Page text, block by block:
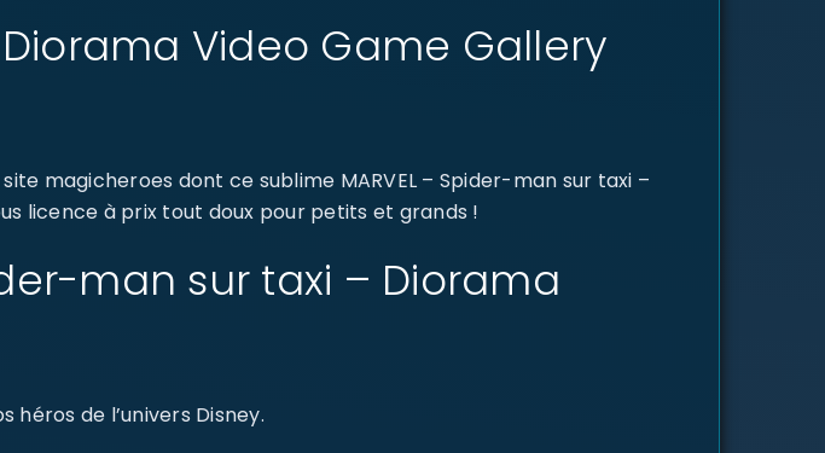
Video Game Gallery
magicheroes dont ce sublime MARVEL – Spider-man sur taxi –
licence à prix tout doux pour petits et grands !
man sur taxi – Diorama
héros de l’univers Disney.